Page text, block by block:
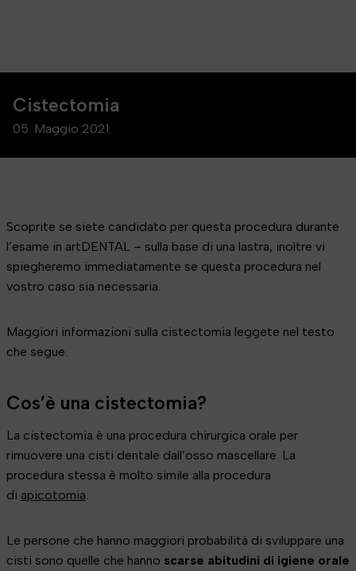
Cistectomia
05. Maggio 2021.
Scoprite se siete candidato per questa procedura durante
l’esame in artDENTAL – sulla base di una lastra, inoltre vi
spiegheremo immediatamente se questa procedura nel
vostro caso sia necessaria.
Maggiori informazioni sulla cistectomia leggete nel testo
che segue.
Cos’è una cistectomia?
La cistectomia è una procedura chirurgica orale per
rimuovere una cisti dentale dall’osso mascellare. La
procedura stessa è molto simile alla procedura
di apicotomia.
Le persone che hanno maggiori probabilità di sviluppare una
cisti sono quelle che hanno scarse abitudini di igiene orale